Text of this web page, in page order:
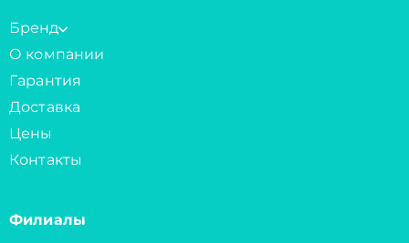
Бренд
О компании
Гарантия
Доставка
Цены
Контакты
Филиалы